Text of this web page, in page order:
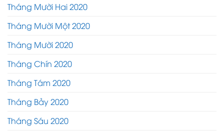
Tháng Mười Hai 2020
Tháng Mười Một 2020
Tháng Mười 2020
Tháng Chín 2020
Tháng Tám 2020
Tháng Bảy 2020
Tháng Sáu 2020